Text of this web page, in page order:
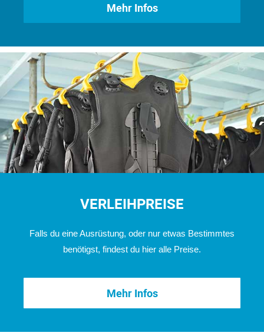
Mehr Infos
VERLEIHPREISE
Falls du eine Ausrüstung, oder nur etwas Bestimmtes
benötigst, findest du hier alle Preise.
Mehr Infos